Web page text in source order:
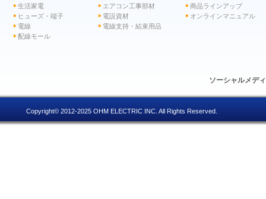
生活家電
エアコン工事部材
ヒューズ・端子
電設資材
電線
電線支持・結束用品
配線モール
商品ラインアップ
オンラインマニュアル
ソーシャルメデ
Copyright© 2012-2025 OHM ELECTRIC INC. All Rights Reserved.